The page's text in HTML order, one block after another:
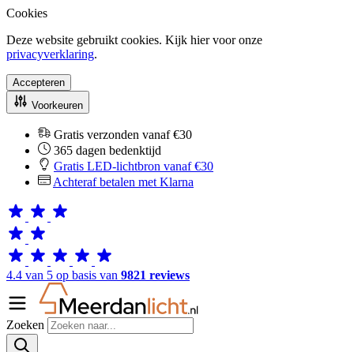
Cookies
Deze website gebruikt cookies. Kijk hier voor onze
privacyverklaring.
Accepteren
Voorkeuren
Gratis verzonden vanaf €30
365 dagen bedenktijd
Gratis LED-lichtbron vanaf €30
Achteraf betalen met Klarna
4.4 van 5 op basis van 9821 reviews
Zoeken